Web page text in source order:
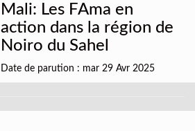
Mali: Les FAma en
action dans la région de
Noiro du Sahel
Date de parution : mar 29 Avr 2025